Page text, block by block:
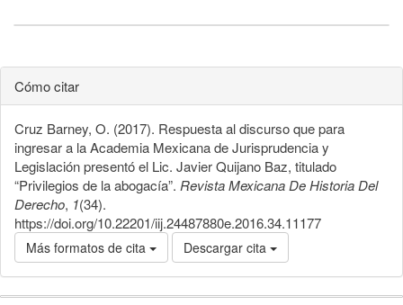
Cómo citar
Cruz Barney, O. (2017). Respuesta al discurso que para
ingresar a la Academia Mexicana de Jurisprudencia y
Legislación presentó el Lic. Javier Quijano Baz, titulado
“Privilegios de la abogacía”. Revista Mexicana De Historia Del
Derecho, 1(34).
https://doi.org/10.22201/iij.24487880e.2016.34.11177
Más formatos de cita Descargar cita